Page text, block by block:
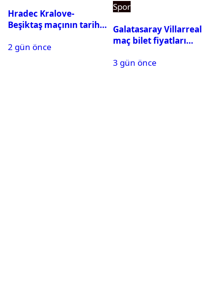
Hradec Kralove-
Beşiktaş maçının tarihi
2 gün önce
Spor
Galatasaray Villarreal
maç bilet fiyatları
3 gün önce